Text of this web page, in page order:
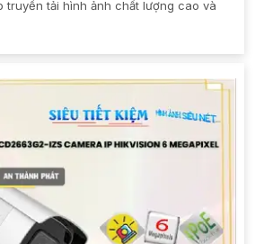
truyền tải hình ảnh chất lượng cao và